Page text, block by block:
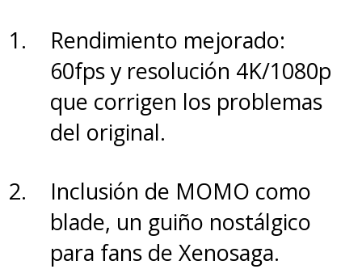
Rendimiento mejorado:
60fps y resolución 4K/1080p
que corrigen los problemas
del original.
Inclusión de MOMO como
blade, un guiño nostálgico
para fans de Xenosaga.